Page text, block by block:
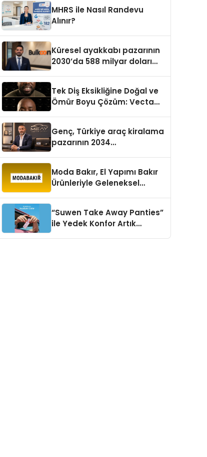
MHRS ile Nasıl Randevu
Alınır?
Küresel ayakkabı pazarının
2030’da 588 milyar doları
Tek Diş Eksikliğine Doğal ve
Ömür Boyu Çözüm: Vecta
Genç, Türkiye araç kiralama
pazarının 2034
Moda Bakır, El Yapımı Bakır
Ürünleriyle Geleneksel
“Suwen Take Away Panties”
ile Yedek Konfor Artık